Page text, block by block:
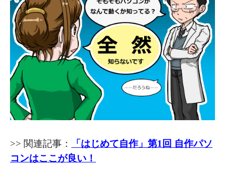
>> 関連記事：
「はじめて自作」第1回 自作パソ
コンはここが良い！